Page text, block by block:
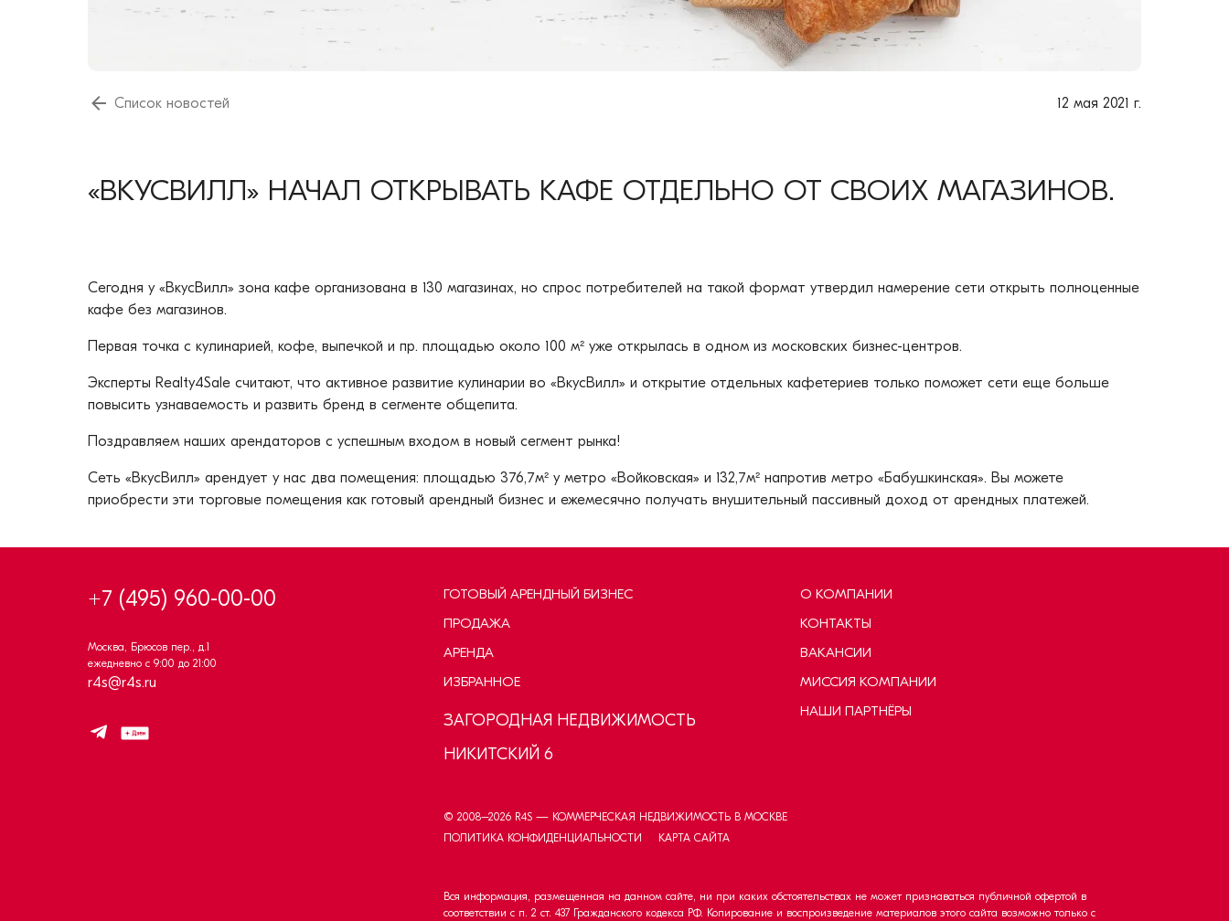
Список новостей 12 мая 2021 г.
«ВКУСВИЛЛ» НАЧАЛ ОТКРЫВАТЬ КАФЕ ОТДЕЛЬНО ОТ СВОИХ МАГАЗИНОВ.
Сегодня у «ВкусВилл» зона кафе организована в 130 магазинах, но спрос потребителей на такой формат утвердил намерение сети открыть полноценные
кафе без магазинов.
Первая точка с кулинарией, кофе, выпечкой и пр. площадью около 100 м² уже открылась в одном из московских бизнес-центров.
Эксперты Realty4Sale считают, что активное развитие кулинарии во «ВкусВилл» и открытие отдельных кафетериев только поможет сети еще больше
повысить узнаваемость и развить бренд в сегменте общепита.
Поздравляем наших арендаторов с успешным входом в новый сегмент рынка!
Сеть «ВкусВилл» арендует у нас два помещения: площадью 376,7м² у метро «Войковская» и 132,7м² напротив метро «Бабушкинская». Вы можете
приобрести эти торговые помещения как готовый арендный бизнес и ежемесячно получать внушительный пассивный доход от арендных платежей.
+7 (495) 960-00-00
Москва, Брюсов пер., д.1
ежедневно с 9:00 до 21:00
r4s@r4s.ru
ГОТОВЫЙ АРЕНДНЫЙ БИЗНЕС
ПРОДАЖА
АРЕНДА
ИЗБРАННОЕ
ЗАГОРОДНАЯ НЕДВИЖИМОСТЬ
НИКИТСКИЙ 6
О КОМПАНИИ
КОНТАКТЫ
ВАКАНСИИ
МИССИЯ КОМПАНИИ
НАШИ ПАРТНЁРЫ
© 2008–2026 R4S — КОММЕРЧЕСКАЯ НЕДВИЖИМОСТЬ В МОСКВЕ
ПОЛИТИКА КОНФИДЕНЦИАЛЬНОСТИ
КАРТА САЙТА
Вся информация, размещенная на данном сайте, ни при каких обстоятельствах не может признаваться публичной офертой в
соответствии с п. 2 ст. 437 Гражданского кодекса РФ. Копирование и воспроизведение материалов этого сайта возможно только с